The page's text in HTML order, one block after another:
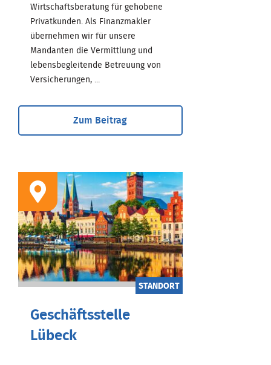
Wirtschaftsberatung für gehobene
Privatkunden. Als Finanzmakler
übernehmen wir für unsere
Mandanten die Vermittlung und
lebensbegleitende Betreuung von
Versicherungen, ...
Zum Beitrag
STANDORT
Geschäftsstelle
Lübeck